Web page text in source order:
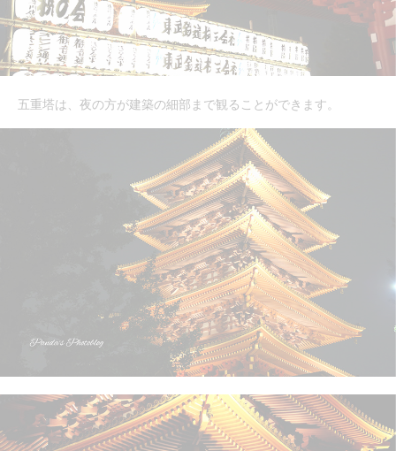
五重塔は、夜の方が建築の細部まで観ることができます。